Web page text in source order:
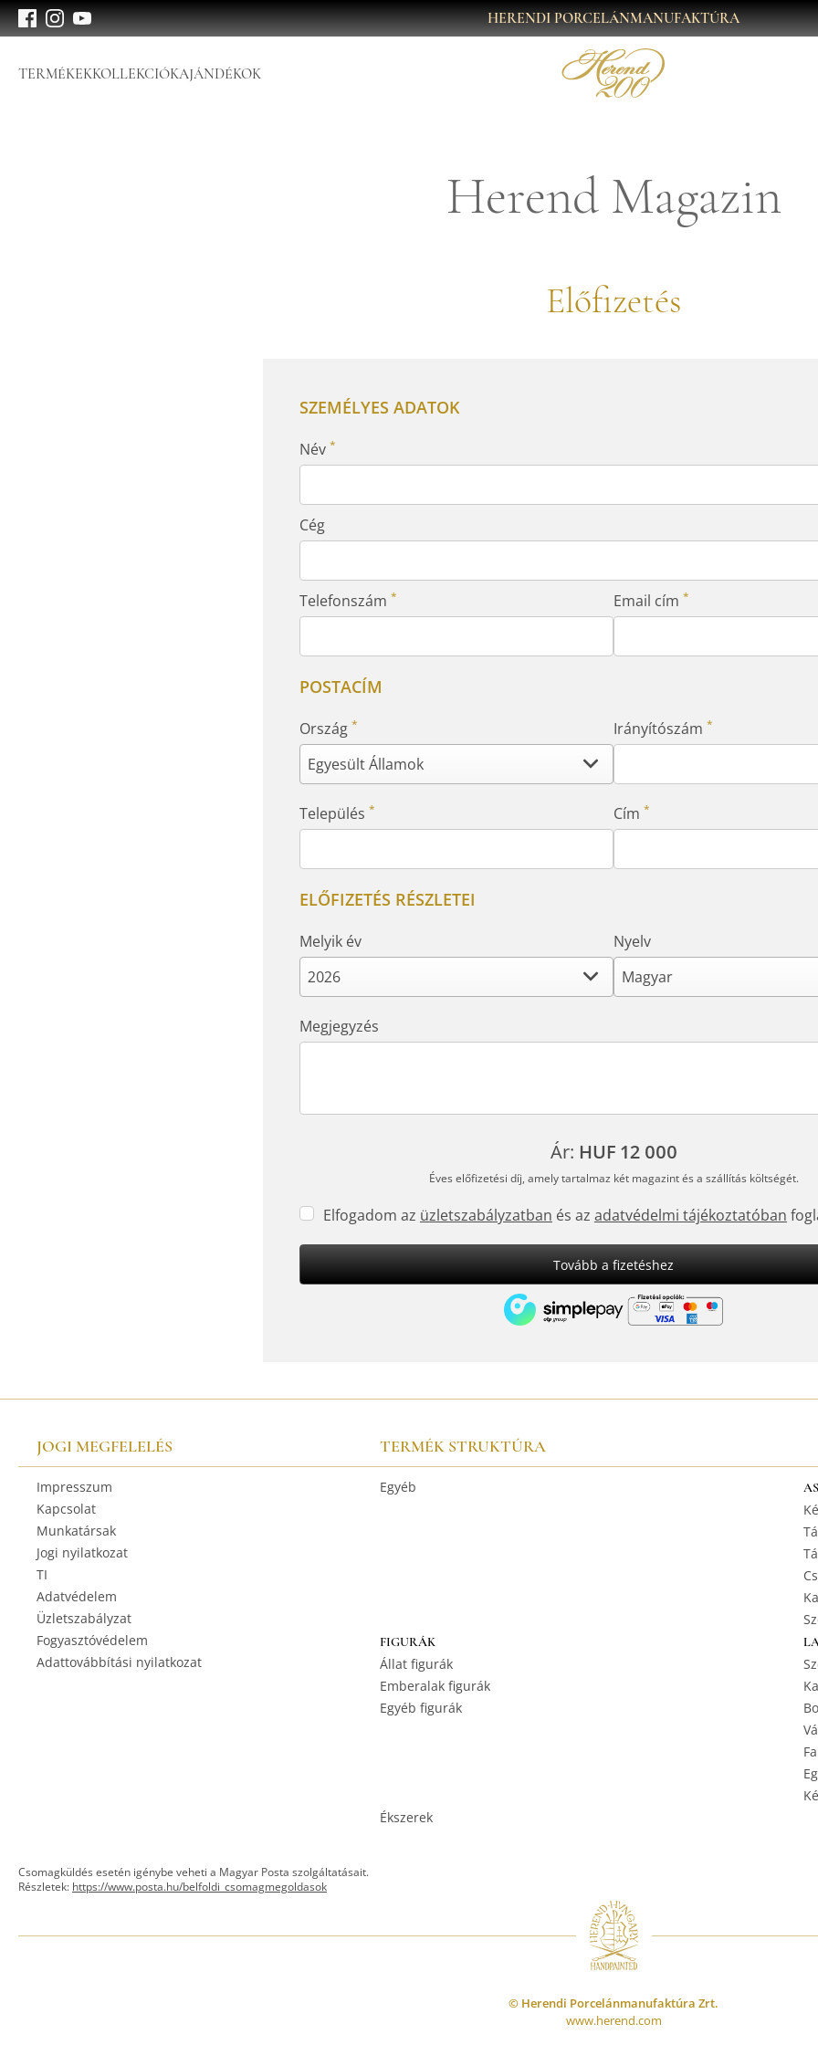
HERENDI PORCELÁNMANUFAKTÚRA
TERMÉKEKKOLLEKCIÓKAJÁNDÉKOK
Herend Magazin
Előfizetés
SZEMÉLYES ADATOK
Név *
Cég
Telefonszám * Email cím *
POSTACÍM
Ország * Irányítószám *
Település * Cím *
ELŐFIZETÉS RÉSZLETEI
Melyik év Nyelv
Megjegyzés
Ár: HUF 12 000
Éves előfizetési díj, amely tartalmaz két magazint és a szállítás költségét.
Elfogadom az üzletszabályzatban és az adatvédelmi tájékoztatóban
Tovább a fizetéshez
JOGI MEGFELELÉS
Impresszum
Kapcsolat
Munkatársak
Jogi nyilatkozat
TI
Adatvédelem
Üzletszabályzat
Fogyasztóvédelem
Adattovábbítási nyilatkozat
TERMÉK STRUKTÚRA
Egyéb
FIGURÁK
Állat figurák
Emberalak figurák
Egyéb figurák
Ékszerek
Csomagküldés esetén igénybe veheti a Magyar Posta szolgáltatásait.
Részletek: https://www.posta.hu/belfoldi_csomagmegoldasok
© Herendi Porcelánmanufaktúra Zrt.
www.herend.com